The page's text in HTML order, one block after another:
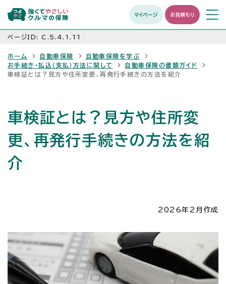
マイページ お見積もり
メニュ
開く
ページID:C.5.4.1.11
ホーム 自動車保険
自動車保険を学ぶ
お手続き・払込（支払）方法に関して
自動車保険の書類ガイド
車検証とは？見方や住所変更、再発行手続きの方法を紹介
車検証とは？見方や住所変
更、再発行手続きの方法を紹
介
2026年2月作成